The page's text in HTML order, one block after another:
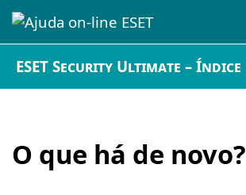
ESET Security Ultimate – Índice
O que há de novo?